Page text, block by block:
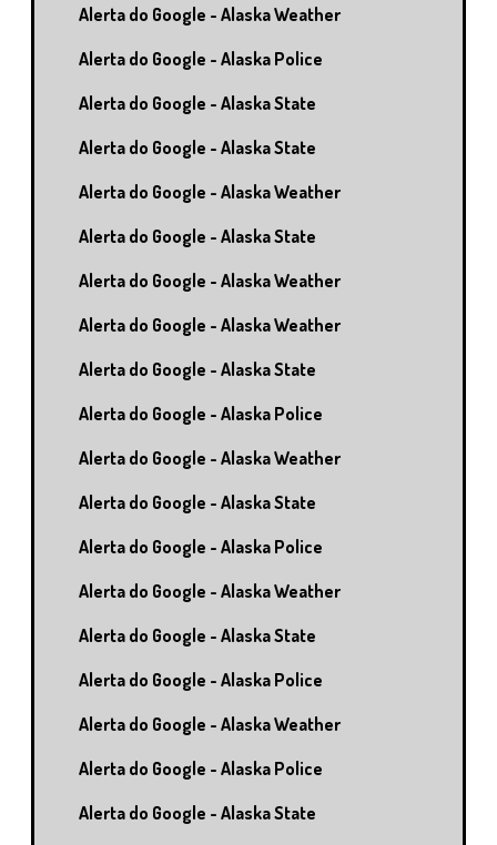
Alerta do Google - Alaska Weather
Alerta do Google - Alaska Police
Alerta do Google - Alaska State
Alerta do Google - Alaska State
Alerta do Google - Alaska Weather
Alerta do Google - Alaska State
Alerta do Google - Alaska Weather
Alerta do Google - Alaska Weather
Alerta do Google - Alaska State
Alerta do Google - Alaska Police
Alerta do Google - Alaska Weather
Alerta do Google - Alaska State
Alerta do Google - Alaska Police
Alerta do Google - Alaska Weather
Alerta do Google - Alaska State
Alerta do Google - Alaska Police
Alerta do Google - Alaska Weather
Alerta do Google - Alaska Police
Alerta do Google - Alaska State